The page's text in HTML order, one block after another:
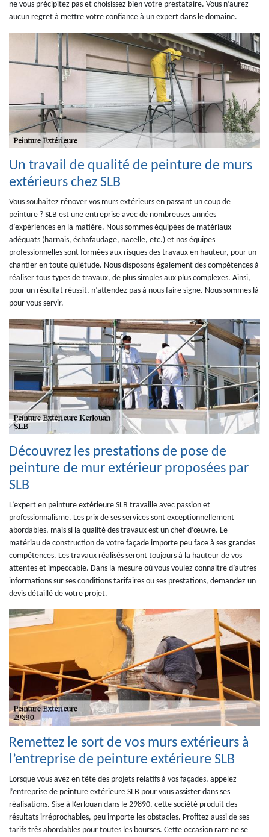
ne vous précipitez pas et choisissez bien votre prestataire. Vous n’aurez
aucun regret à mettre votre confiance à un expert dans le domaine.
Un travail de qualité de peinture de murs
extérieurs chez SLB
Vous souhaitez rénover vos murs extérieurs en passant un coup de
peinture ? SLB est une entreprise avec de nombreuses années
d’expériences en la matière. Nous sommes équipées de matériaux
adéquats (harnais, échafaudage, nacelle, etc.) et nos équipes
professionnelles sont formées aux risques des travaux en hauteur, pour un
chantier en toute quiétude. Nous disposons également des compétences à
réaliser tous types de travaux, de plus simples aux plus complexes. Ainsi,
pour un résultat réussit, n’attendez pas à nous faire signe. Nous sommes là
pour vous servir.
Découvrez les prestations de pose de
peinture de mur extérieur proposées par
SLB
L’expert en peinture extérieure SLB travaille avec passion et
professionnalisme. Les prix de ses services sont exceptionnellement
abordables, mais si la qualité des travaux est un chef-d’œuvre. Le
matériau de construction de votre façade importe peu face à ses grandes
compétences. Les travaux réalisés seront toujours à la hauteur de vos
attentes et impeccable. Dans la mesure où vous voulez connaitre d’autres
informations sur ses conditions tarifaires ou ses prestations, demandez un
devis détaillé de votre projet.
Remettez le sort de vos murs extérieurs à
l’entreprise de peinture extérieure SLB
Lorsque vous avez en tête des projets relatifs à vos façades, appelez
l’entreprise de peinture extérieure SLB pour vous assister dans ses
réalisations. Sise à Kerlouan dans le 29890, cette société produit des
résultats irréprochables, peu importe les obstacles. Profitez aussi de ses
tarifs très abordables pour toutes les bourses. Cette occasion rare ne se